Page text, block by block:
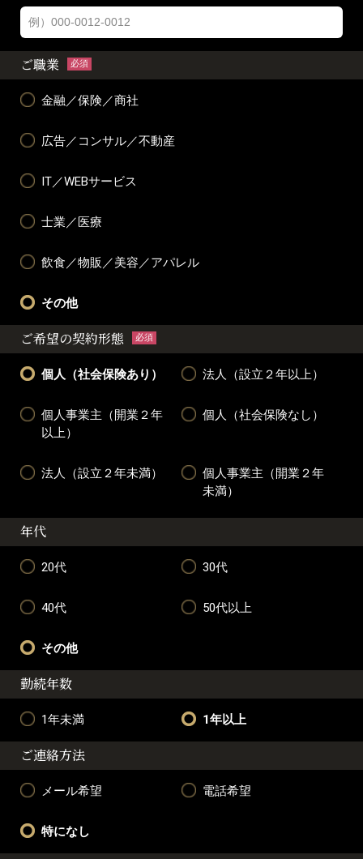
ご職業 必須
金融／保険／商社
広告／コンサル／不動産
IT／WEBサービス
士業／医療
飲食／物販／美容／アパレル
その他
ご希望の契約形態 必須
個人（社会保険あり） 法人（設立２年以上）
個人事業主（開業２年
以上）
個人（社会保険なし）
法人（設立２年未満）
個人事業主（開業２年
未満）
年代
20代 30代
40代 50代以上
その他
勤続年数
1年未満 1年以上
ご連絡方法
メール希望 電話希望
特になし